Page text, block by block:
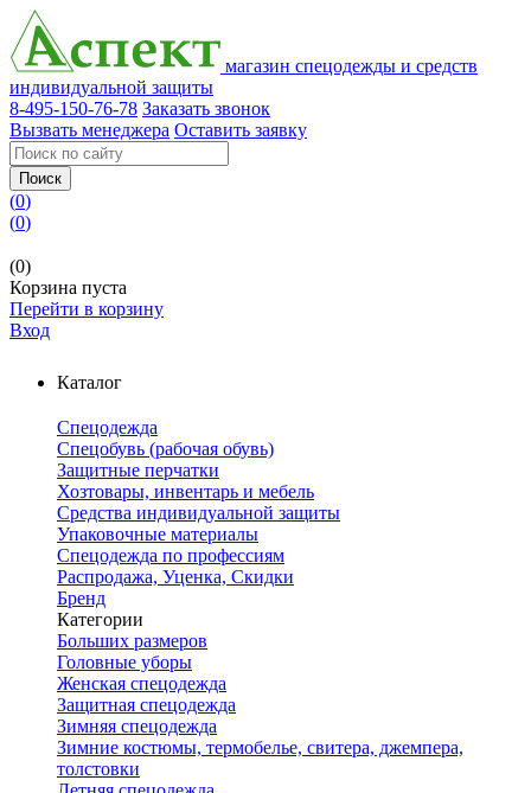
магазин спецодежды и средств
индивидуальной защиты
8-495-150-76-78 Заказать звонок
Вызвать менеджера Оставить заявку
Поиск
(0)
(0)
(0)
Корзина пуста
Перейти в корзину
Вход
Каталог
Спецодежда
Спецобувь (рабочая обувь)
Защитные перчатки
Хозтовары, инвентарь и мебель
Средства индивидуальной защиты
Упаковочные материалы
Спецодежда по профессиям
Распродажа, Уценка, Скидки
Бренд
Категории
Больших размеров
Головные уборы
Женская спецодежда
Защитная спецодежда
Зимняя спецодежда
Зимние костюмы, термобелье, свитера, джемпера,
толстовки